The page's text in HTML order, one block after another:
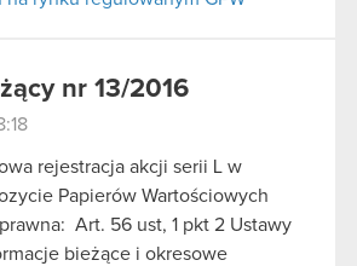
nr 13/2016
rejestracja akcji serii L w
Papierów Wartościowych
Art. 56 ust, 1 pkt 2 Ustawy
bieżące i okresowe